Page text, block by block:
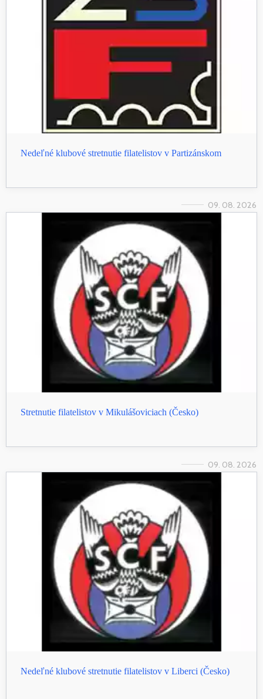
Nedeľné klubové stretnutie filatelistov v Partizánskom
09. 08. 2026
Stretnutie filatelistov v Mikulášoviciach (Česko)
09. 08. 2026
Nedeľné klubové stretnutie filatelistov v Liberci (Česko)